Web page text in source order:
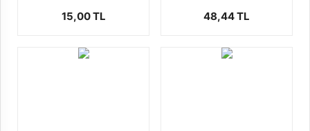
15,00 TL 48,44 TL